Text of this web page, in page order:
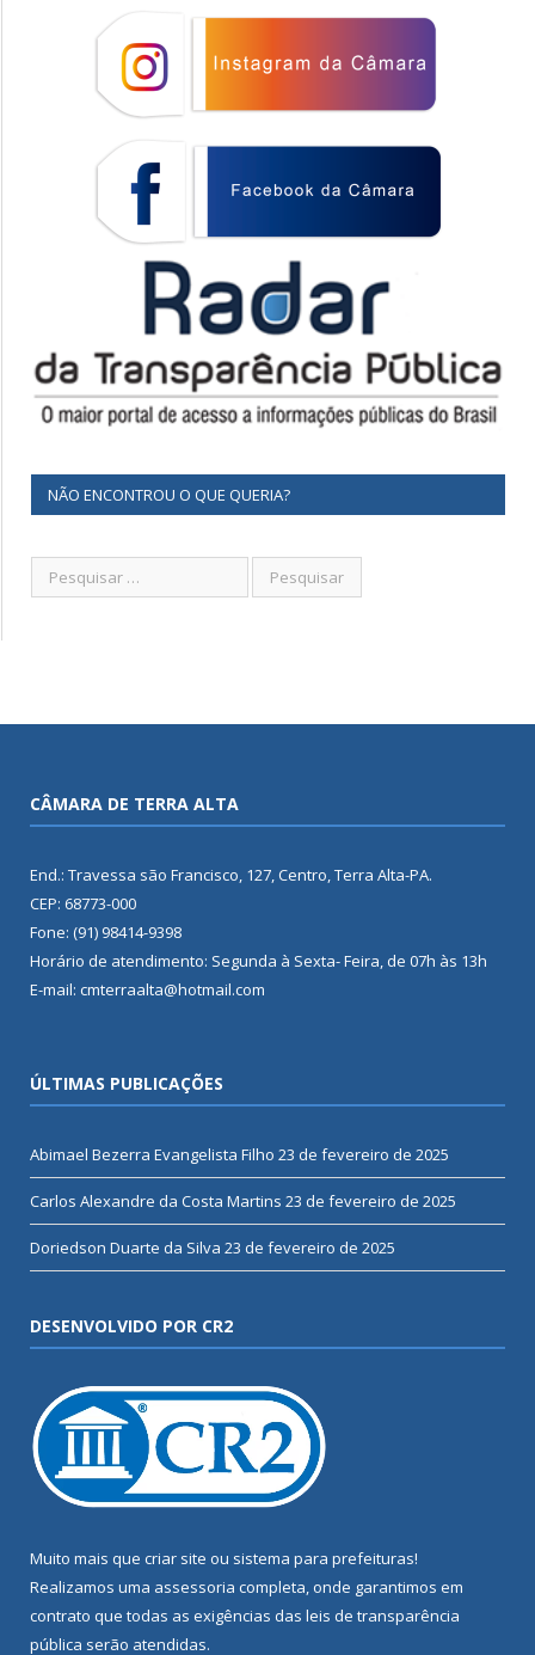
NÃO ENCONTROU O QUE QUERIA?
CÂMARA DE TERRA ALTA
End.: Travessa são Francisco, 127, Centro, Terra Alta-PA.
CEP: 68773-000
Fone: (91) 98414-9398
Horário de atendimento: Segunda à Sexta- Feira, de 07h às 13h
E-mail: cmterraalta@hotmail.com
ÚLTIMAS PUBLICAÇÕES
Abimael Bezerra Evangelista Filho 23 de fevereiro de 2025
Carlos Alexandre da Costa Martins 23 de fevereiro de 2025
Doriedson Duarte da Silva 23 de fevereiro de 2025
DESENVOLVIDO POR CR2
Muito mais que criar site ou sistema para prefeituras!
Realizamos uma assessoria completa, onde garantimos em
contrato que todas as exigências das leis de transparência
pública serão atendidas.